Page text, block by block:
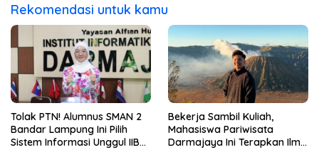
Rekomendasi untuk kamu
Tolak PTN! Alumnus SMAN 2
Bandar Lampung Ini Pilih
Sistem Informasi Unggul IIB
Bekerja Sambil Kuliah,
Mahasiswa Pariwisata
Darmajaya Ini Terapkan Ilmu